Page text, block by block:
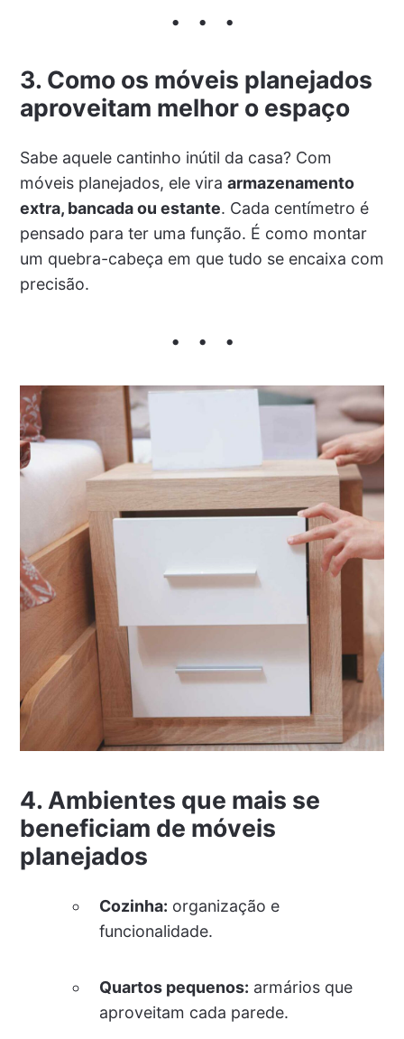
3. Como os móveis planejados
aproveitam melhor o espaço
Sabe aquele cantinho inútil da casa? Com
móveis planejados, ele vira armazenamento
extra, bancada ou estante. Cada centímetro é
pensado para ter uma função. É como montar
um quebra-cabeça em que tudo se encaixa com
precisão.
4. Ambientes que mais se
beneficiam de móveis
planejados
Cozinha: organização e
funcionalidade.
Quartos pequenos: armários que
aproveitam cada parede.